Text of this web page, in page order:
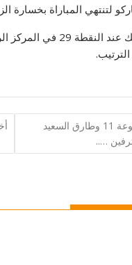
المباراة بخسارة
وبهذه النتيجة تجمد
سمنود يزاحم الكبار على قمة المجموعة 11 وطارق السعيد
…..